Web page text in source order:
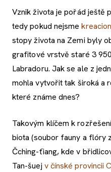
Vznik života je pořád ještě
tedy pokud nejsme
stopy života na Zemi byly
grafitové vrstvě staré 3
Labradoru. Jak se ale z
mohla vytvořit tak široká a
které známe dnes?
Takovým klíčem k
biota (soubor fauny a flóry
Čching-ťiang, kde v
Tan-šuej v čínské provincii